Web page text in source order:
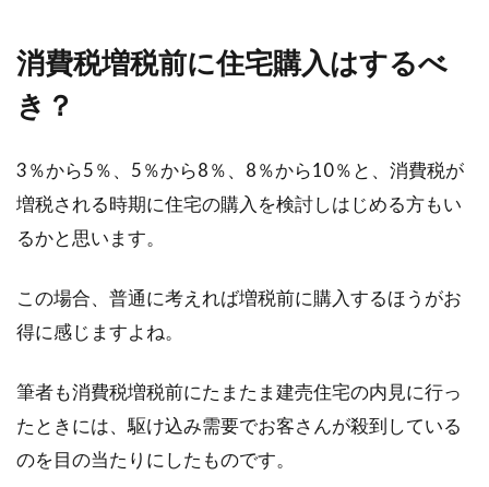
消費税増税前に住宅購入はするべ
き？
3％から5％、5％から8％、8％から10％と、消費税が
増税される時期に住宅の購入を検討しはじめる方もい
るかと思います。
この場合、普通に考えれば増税前に購入するほうがお
得に感じますよね。
筆者も消費税増税前にたまたま建売住宅の内見に行っ
たときには、駆け込み需要でお客さんが殺到している
のを目の当たりにしたものです。